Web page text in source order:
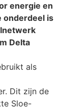
energie en
onderdeel is
Delta
als
Dit zijn de
Sloe-